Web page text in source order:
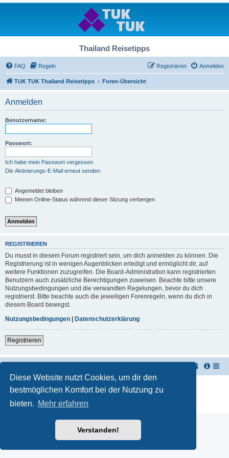
Diese Website nutzt Cookies, um dir den
bestmöglichen Komfort bei der Nutzung zu
bieten. Mehr erfahren
Verstanden!
Thailand Reisetipps
FAQ Regeln Anmelden
Registrieren
TUK TUK Thailand Reisetipps Foren-Übersicht
Anmelden
Benutzername:
Passwort:
Ich habe mein Passwort vergessen
Die Aktivierungs-E-Mail erneut senden
Angemeldet bleiben
Meinen Online-Status während dieser Sitzung verbergen
REGISTRIEREN
Du musst in diesem Forum registriert sein, um dich anmelden zu können. Die
Registrierung ist in wenigen Augenblicken erledigt und ermöglicht dir, auf
weitere Funktionen zuzugreifen. Die Board-Administration kann registrierten
Benutzern auch zusätzliche Berechtigungen zuweisen. Beachte bitte unsere
Nutzungsbedingungen und die verwandten Regelungen, bevor du dich
registrierst. Bitte beachte auch die jeweiligen Forenregeln, wenn du dich in
diesem Board bewegst.
Nutzungsbedingungen
Datenschutzerklärung
Registrieren
Deutsche Übersetzung durchphpBB.de
Datenschutz